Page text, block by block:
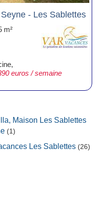
- Les Sablettes
m²
euros / semaine
Maison Les Sablettes
(1)
Les Sablettes (26)